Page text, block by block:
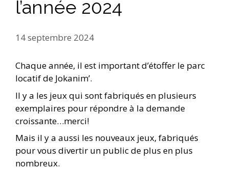
l’année 2024
14 septembre 2024
Chaque année, il est important d’étoffer le parc
locatif de Jokanim’.
Il y a les jeux qui sont fabriqués en plusieurs
exemplaires pour répondre à la demande
croissante…merci!
Mais il y a aussi les nouveaux jeux, fabriqués
pour vous divertir un public de plus en plus
nombreux.